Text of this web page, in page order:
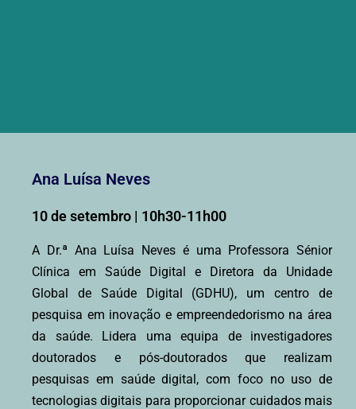
Ana Luísa Neves
10 de setembro | 10h30-11h00
A Dr.ª Ana Luísa Neves é uma Professora Sénior
Clínica em Saúde Digital e Diretora da Unidade
Global de Saúde Digital (GDHU), um centro de
pesquisa em inovação e empreendedorismo na área
da saúde. Lidera uma equipa de investigadores
doutorados e pós-doutorados que realizam
pesquisas em saúde digital, com foco no uso de
tecnologias digitais para proporcionar cuidados mais